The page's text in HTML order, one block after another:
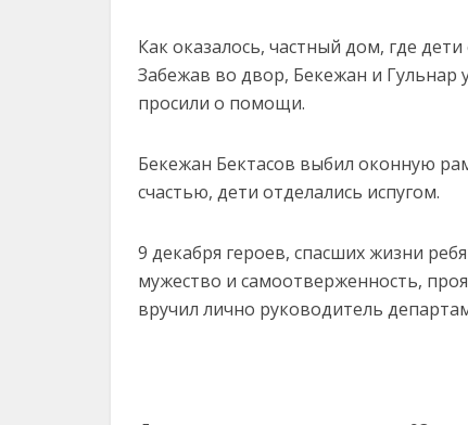
Как оказалось, частный дом, где
Забежав во двор, Бекежан и
просили о помощи.
Бекежан Бектасов выбил оконную
счастью, дети отделались испугом.
9 декабря героев, спасших жизни
мужество и самоотверженность,
вручил лично руководитель